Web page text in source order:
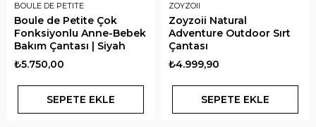
BOULE DE PETITE
Boule de Petite Çok
Fonksiyonlu Anne-Bebek
Bakım Çantası | Siyah
₺5.750,00
SEPETE EKLE
ZOYZOII
Zoyzoii Natural
Adventure Outdoor Sırt
Çantası
₺4.999,90
SEPETE EKLE